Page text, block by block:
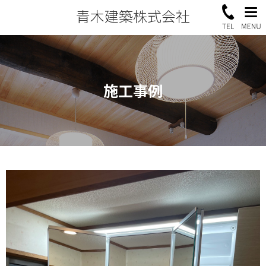
青木建築株式会社
施工事例